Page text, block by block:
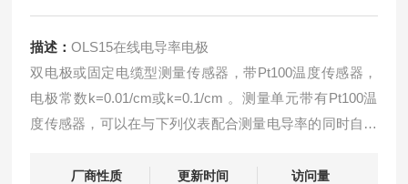
描述：OLS15在线电导率电极
双电极或固定电缆型测量传感器，带Pt100温度传感器，
电极常数k=0.01/cm或k=0.1/cm 。测量单元带有Pt100温
度传感器，可以在与下列仪表配合测量电导率的同时自动
Liquisys M OLM 223/253
厂商性质
更新时间
访问量